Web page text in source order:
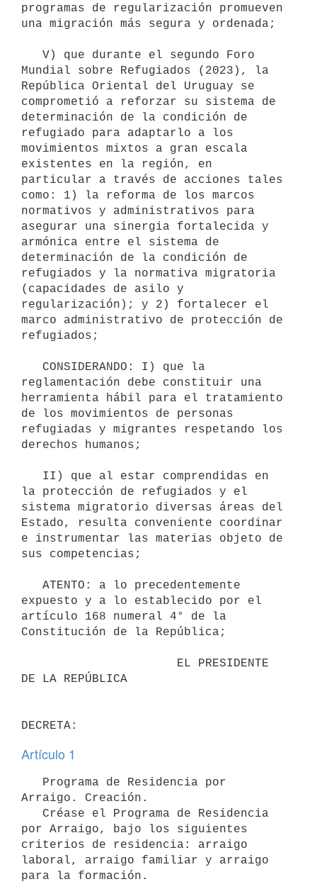
programas de regularización promueven
una migración más segura y ordenada;
Mundial sobre Refugiados (2023), la
República Oriental del Uruguay se
comprometió a reforzar su sistema de
determinación de la condición de
refugiado para adaptarlo a los
movimientos mixtos a gran escala
existentes en la región, en
particular a través de acciones tales
como: 1) la reforma de los marcos
normativos y administrativos para
asegurar una sinergia fortalecida y
armónica entre el sistema de
determinación de la condición de
refugiados y la normativa migratoria
(capacidades de asilo y
regularización); y 2) fortalecer el
marco administrativo de protección de
refugiados;
reglamentación debe constituir una
herramienta hábil para el tratamiento
de los movimientos de personas
refugiadas y migrantes respetando los
derechos humanos;
la protección de refugiados y el
sistema migratorio diversas áreas del
Estado, resulta conveniente coordinar
e instrumentar las materias objeto de
sus competencias;
expuesto y a lo establecido por el
artículo 168 numeral 4° de la
Constitución de la República;
DE LA REPÚBLICA
Artículo 1
Arraigo. Creación.
por Arraigo, bajo los siguientes
criterios de residencia: arraigo
laboral, arraigo familiar y arraigo